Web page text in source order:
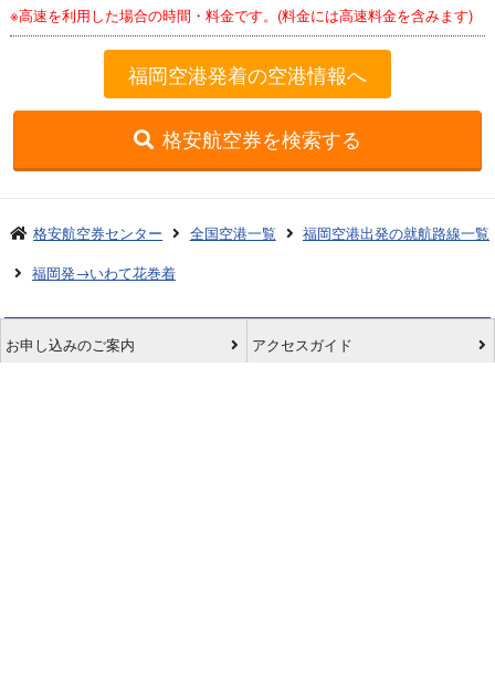
※高速を利用した場合の時間・料金です。(料金には高速料金を含みます)
福岡空港発着の空港情報へ
格安航空券を検索する
格安航空券センター 全国空港一覧
福岡空港出発の就航路線一覧
福岡発→いわて花巻着
お申し込みのご案内 アクセスガイド